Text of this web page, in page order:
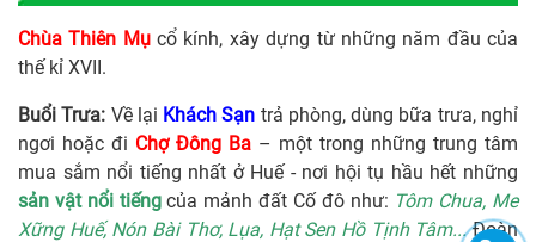
Chùa Thiên Mụcổ kính, xây dựng từ những năm đầu của
thế kỉ XVII.
Buổi Trưa: Về lại Khách Sạn trả phòng, dùng bữa trưa, nghỉ
ngơi hoặc đi Chợ Đông Ba – một trong những trung tâm
mua sắm nổi tiếng nhất ở Huế - nơi hội tụ hầu hết những
sản vật nổi tiếngcủa mảnh đất Cố đô như: Tôm Chua, Me
Xững Huế, Nón Bài Thơ, Lụa, Hạt Sen Hồ Tịnh Tâm...Đoàn